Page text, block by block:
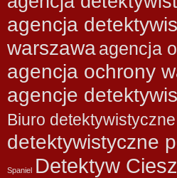
agencja
warszawaagencja
agencja ochrony
agencje
Biuro
detektywistyczne
Spaniel Detektyw